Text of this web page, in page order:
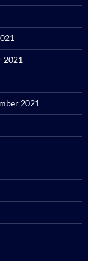
2021
2021